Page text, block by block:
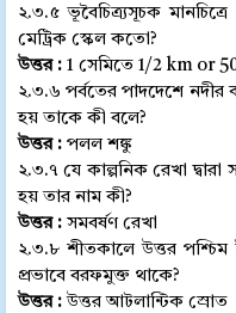
২.৩.৫ ভূবৈচিত্র্যসূচক
মেট্রিক স্কেল কতো?
উত্তর : 1 সেমিতে 1/2 km or
২.৩.৬ পর্বতের পাদদেশে নদীর
হয় তাকে কী বলে?
উত্তর : পলল শঙ্কু
২.৩.৭ যে কাল্পনিক রেখা
হয় তার নাম কী?
উত্তর : সমবর্ষণ রেখা
২.৩.৮ শীতকালে উত্তর
প্রভাবে বরফমুক্ত থাকে?
উত্তর :উত্তর আটলান্টিক স্রোত